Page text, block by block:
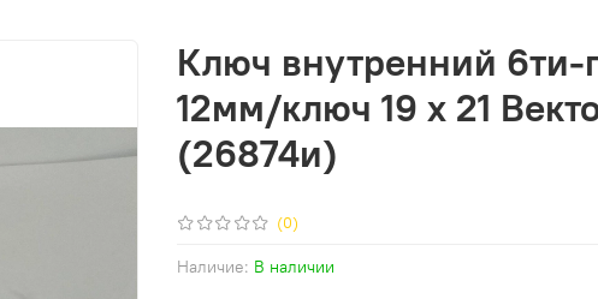
(0)
Наличие: В наличии
Ключ внутренний 6ти-
12мм/ключ 19 х 21
(26874и)